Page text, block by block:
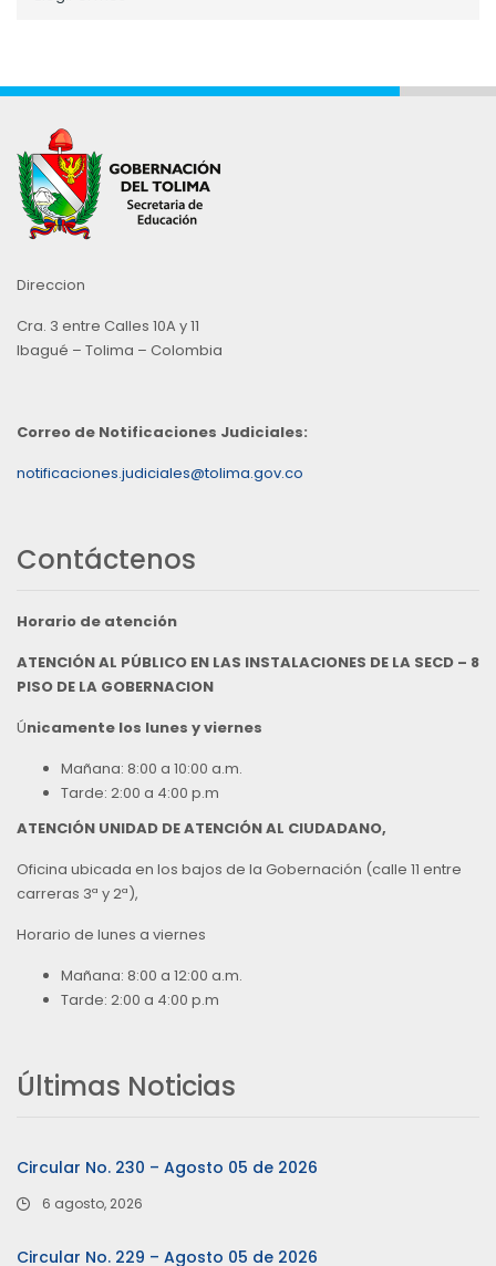
Direccion
Cra. 3 entre Calles 10A y 11
Ibagué – Tolima – Colombia
Correo de Notificaciones Judiciales:
notificaciones.judiciales@tolima.gov.co
Contáctenos
Horario de atención
ATENCIÓN AL PÚBLICO EN LAS INSTALACIONES DE LA SECD – 8
PISO DE LA GOBERNACION
Únicamente los lunes y viernes
Mañana: 8:00 a 10:00 a.m.
Tarde: 2:00 a 4:00 p.m
ATENCIÓN UNIDAD DE ATENCIÓN AL CIUDADANO,
Oficina ubicada en los bajos de la Gobernación (calle 11 entre
carreras 3ª y 2ª),
Horario de lunes a viernes
Mañana: 8:00 a 12:00 a.m.
Tarde: 2:00 a 4:00 p.m
Últimas Noticias
Circular No. 230 – Agosto 05 de 2026
6 agosto, 2026
Circular No. 229 – Agosto 05 de 2026